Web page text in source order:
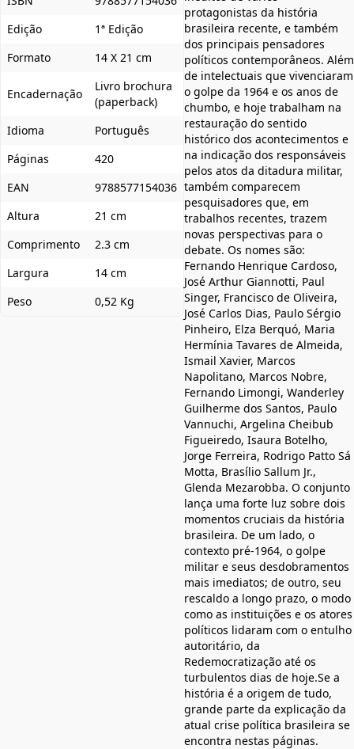
Edição
1ª Edição
Formato
14 X 21 cm
Encadernação
Livro brochura
(paperback)
Idioma
Português
Páginas
420
EAN
9788577154036
Altura
21 cm
Comprimento
2.3 cm
Largura
14 cm
Peso
0,52 Kg
protagonistas da história
brasileira recente, e também
dos principais pensadores
políticos contemporâneos. Além
de intelectuais que vivenciaram
o golpe da 1964 e os anos de
chumbo, e hoje trabalham na
restauração do sentido
histórico dos acontecimentos e
na indicação dos responsáveis
pelos atos da ditadura militar,
também comparecem
pesquisadores que, em
trabalhos recentes, trazem
novas perspectivas para o
debate. Os nomes são:
Fernando Henrique Cardoso,
José Arthur Giannotti, Paul
Singer, Francisco de Oliveira,
José Carlos Dias, Paulo Sérgio
Pinheiro, Elza Berquó, Maria
Hermínia Tavares de Almeida,
Ismail Xavier, Marcos
Napolitano, Marcos Nobre,
Fernando Limongi, Wanderley
Guilherme dos Santos, Paulo
Vannuchi, Argelina Cheibub
Figueiredo, Isaura Botelho,
Jorge Ferreira, Rodrigo Patto Sá
Motta, Brasílio Sallum Jr.,
Glenda Mezarobba. O conjunto
lança uma forte luz sobre dois
momentos cruciais da história
brasileira. De um lado, o
contexto pré-1964, o golpe
militar e seus desdobramentos
mais imediatos; de outro, seu
rescaldo a longo prazo, o modo
como as instituições e os atores
políticos lidaram com o entulho
autoritário, da
Redemocratização até os
turbulentos dias de hoje.Se a
história é a origem de tudo,
grande parte da explicação da
atual crise política brasileira se
encontra nestas páginas.